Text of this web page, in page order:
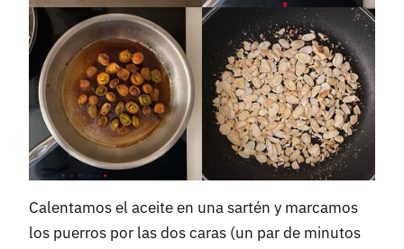
Calentamos el aceite en una sartén y marcamos
los puerros por las dos caras (un par de minutos